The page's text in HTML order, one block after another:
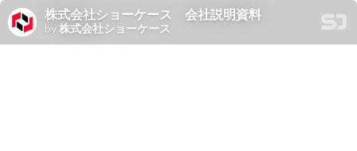
株式会社ショーケース 会社説明資料
by株式会社ショーケース